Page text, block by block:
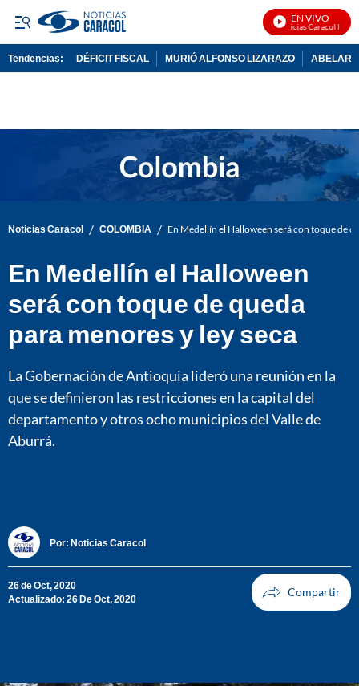
EN VIVO
Noticias Caracol En Vivo
Tendencias: DÉFICIT FISCAL MURIÓ ALFONSO LIZARAZO
Noticias Caracol / COLOMBIA / En Medellín el Halloween será con toque de
En Medellín el Halloween
será con toque de queda
para menores y ley seca
La Gobernación de Antioquia lideró una reunión en la
que se definieron las restricciones en la capital del
departamento y otros ocho municipios del Valle de
Aburrá.
Por: Noticias Caracol
26 de Oct, 2020
Actualizado: 26 De Oct, 2020